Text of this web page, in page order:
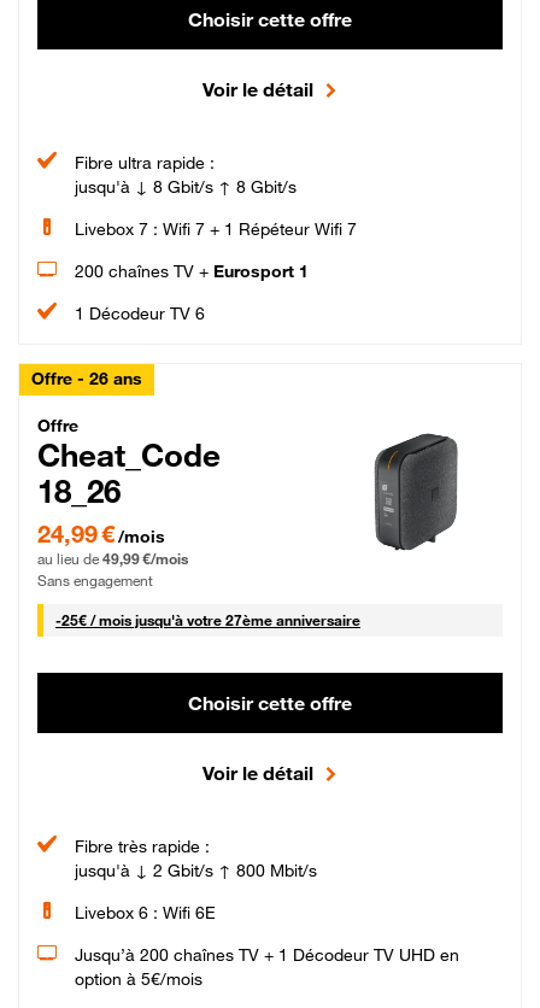
Choisir cette offre
Voir le détail
Fibre ultra rapide :
jusqu'à ↓ 8 Gbit/s ↑ 8 Gbit/s
Livebox 7 : Wifi 7 + 1 Répéteur Wifi 7
200 chaînes TV + Eurosport 1
1 Décodeur TV 6
Offre - 26 ans
Cheat_Code Fibre_18_26
Offre
Cheat_Code
18_26
24,99 € par mois pendant 0 mois puis 49,99 € par mois, Sans engagement
24,99 €/mois
au lieu de 49,99 €/mois
Sans engagement
-25€ / mois25 € par mois
jusqu'à votre 27ème anniversaire
Choisir cette offre
Voir le détail
Fibre très rapide :
jusqu'à ↓ 2 Gbit/s ↑ 800 Mbit/s
Livebox 6 : Wifi 6E
Jusqu’à 200 chaînes TV + 1 Décodeur TV UHD en
option à 5€/mois